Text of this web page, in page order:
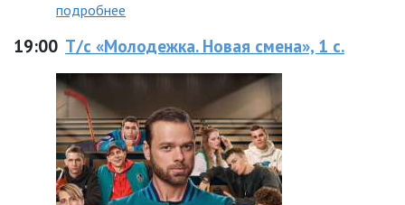
подробнее
19:00 Т/с «Молодежка. Новая смена», 1 с.